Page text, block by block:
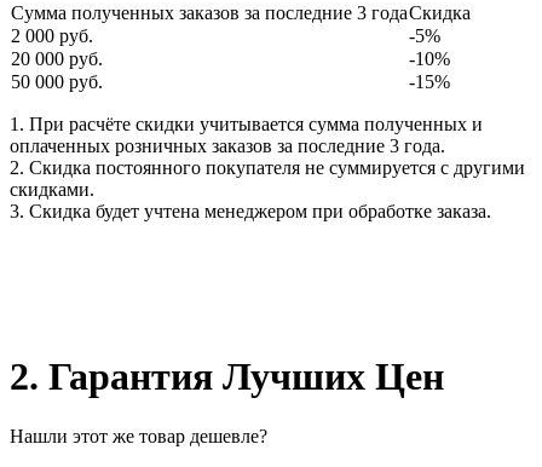
Сумма полученных заказов за последние 3 годаСкидка
2 000 руб.
-5%
20 000 руб.
-10%
50 000 руб.
-15%
1. При расчёте скидки учитывается сумма полученных и
оплаченных розничных заказов за последние 3 года.
2. Скидка постоянного покупателя не суммируется с другими
скидками.
3. Скидка будет учтена менеджером при обработке заказа.
2. Гарантия Лучших Цен
Нашли этот же товар дешевле?